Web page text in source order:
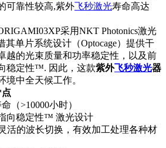
可靠性较高,紫外飞秒激光寿命高达
采用NKT Photonics激光
其单片系统设计（Optocage）提供干
越的光束质量和功率稳定性，以及前
稳定性™. 因此，这款紫外飞秒激光器
境中全天候工作。
（>10000小时）
向稳定性™ 激光设计
活的波长切换，有效加工处理各种材